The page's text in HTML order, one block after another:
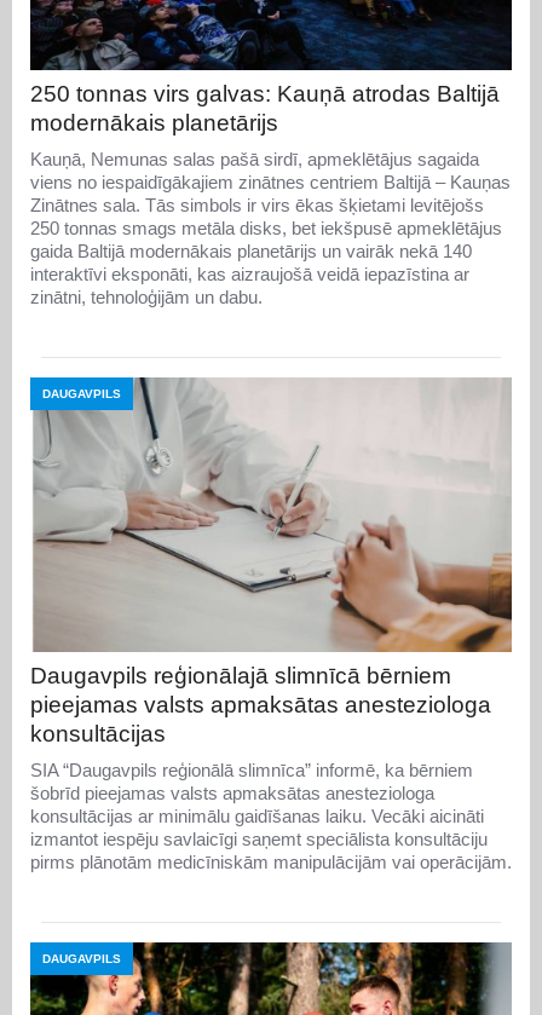
250 tonnas virs galvas: Kauņā atrodas Baltijā
modernākais planetārijs
Kauņā, Nemunas salas pašā sirdī, apmeklētājus sagaida
viens no iespaidīgākajiem zinātnes centriem Baltijā – Kauņas
Zinātnes sala. Tās simbols ir virs ēkas šķietami levitējošs
250 tonnas smags metāla disks, bet iekšpusē apmeklētājus
gaida Baltijā modernākais planetārijs un vairāk nekā 140
interaktīvi eksponāti, kas aizraujošā veidā iepazīstina ar
zinātni, tehnoloģijām un dabu.
DAUGAVPILS
Daugavpils reģionālajā slimnīcā bērniem
pieejamas valsts apmaksātas anesteziologa
konsultācijas
SIA “Daugavpils reģionālā slimnīca” informē, ka bērniem
šobrīd pieejamas valsts apmaksātas anesteziologa
konsultācijas ar minimālu gaidīšanas laiku. Vecāki aicināti
izmantot iespēju savlaicīgi saņemt speciālista konsultāciju
pirms plānotām medicīniskām manipulācijām vai operācijām.
DAUGAVPILS